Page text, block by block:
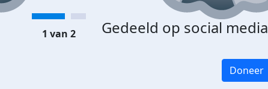
Gedeeld op social media
1 van 2
Doneer